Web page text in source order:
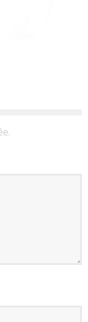
WINDOWS 7, 8.1 ET 10